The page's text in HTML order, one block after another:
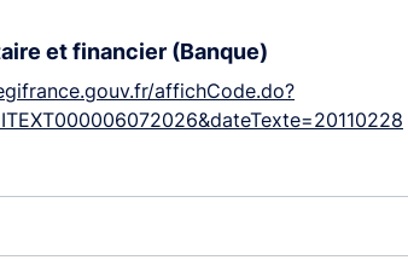
et financier (Banque)
affichCode.do?